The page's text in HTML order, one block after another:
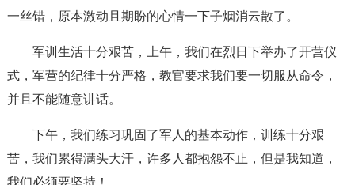
一丝错，原本激动且期盼的心情一下子烟消云散了。
军训生活十分艰苦，上午，我们在烈日下举办了开营仪
式，军营的纪律十分严格，教官要求我们要一切服从命令，
并且不能随意讲话。
下午，我们练习巩固了军人的基本动作，训练十分艰
苦，我们累得满头大汗，许多人都抱怨不止，但是我知道，
我们必须要坚持！